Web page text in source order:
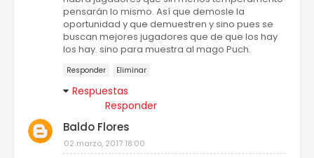
pensarán lo mismo. Así que demosle la
oportunidad y que demuestren y sino pues se
buscan mejores jugadores que de que los hay
los hay. sino para muestra al mago Puch.
Responder Eliminar
Respuestas
Responder
Baldo Flores
02 marzo, 2017 18:00